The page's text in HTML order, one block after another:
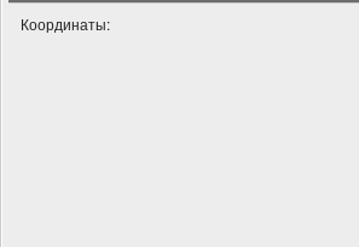
Координаты: